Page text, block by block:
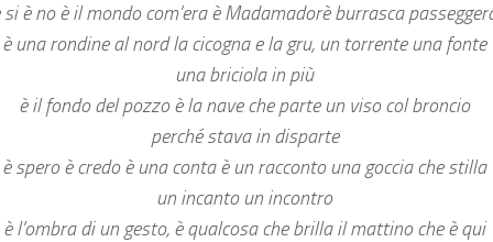
si è no è il mondo com’era è Madamadorè burrasca
è una rondine al nord la cicogna e la gru, un torrente una fonte
una briciola in più
è il fondo del pozzo è la nave che parte un viso col broncio
perché stava in disparte
è spero è credo è una conta è un racconto una goccia che stilla
un incanto un incontro
è l’ombra di un gesto, è qualcosa che brilla il mattino che è qui